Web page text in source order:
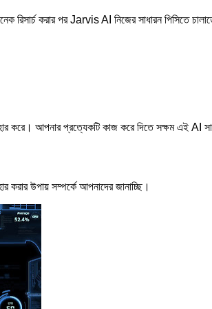
করার পর Jarvis AI নিজের সাধারন পিসিতে
করে। আপনার প্রত্যেকটি কাজ করে দিতে সক্ষম এই AI
উপায় সম্পর্কে আপনাদের জানাচ্ছি।